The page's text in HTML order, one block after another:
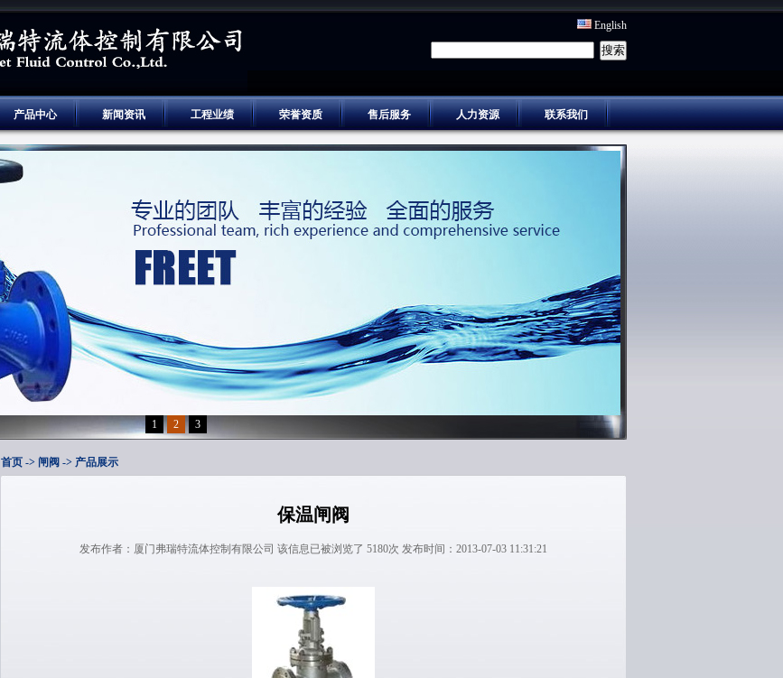
English
产品中心 新闻资讯 工程业绩 荣誉资质 售后服务 人力资源 联系我们
1 2 3
首页 -> 闸阀 -> 产品展示
保温闸阀
发布作者：厦门弗瑞特流体控制有限公司 该信息已被浏览了 5180次 发布时间：2013-07-03 11:31:21